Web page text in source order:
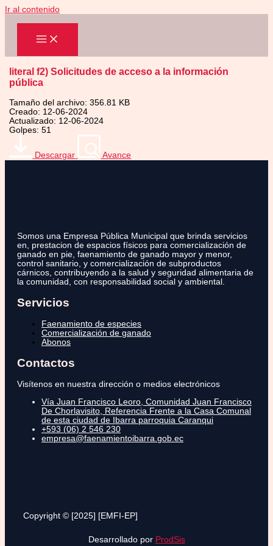
Ir al contenido
literal f2) Solicitudes de acceso a la información
pública
Tamaño del archivo: 356.81 KB
Creado: 12-06-2024
Actualizado: 12-06-2024
Golpes: 51
Descargar Avance
Somos una Empresa Pública Municipal que brinda servicios
en, prestacion de espacios físicos para comercialización de
ganado en pie, faenamiento de ganado mayor y menor,
control sanitario, y comercialización de subproductos
cárnicos, contribuyendo a la salud y seguridad alimentaria de
la comunidad, con responsabilidad social y ambiental.
Servicios
Faenamiento de especies
Comercialización de ganado
Abonos
Contactos
Visítenos en nuestra dirección o medios electrónicos
Vía Juan Francisco Leoro, Comunidad Juan Francisco
De Chorlavisito, Referencia Frente a la Casa Comunal
de esta ciudad de Ibarra parroquia Caranqui
+593 (06) 2 546 230
empresa@faenamientoibarra.gob.ec
Copyright © [2025] [EMFI-EP]
Desarrollado por ProdSis